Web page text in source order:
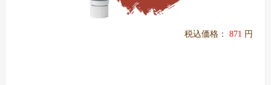
税込価格： 871 円